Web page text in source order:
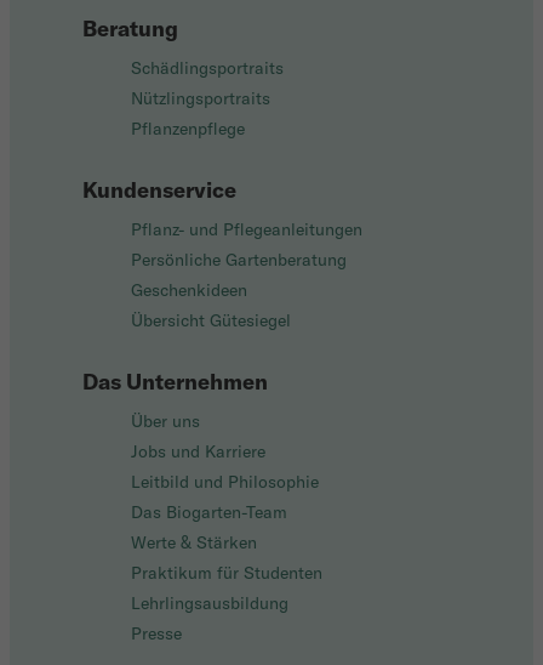
Beratung
Schädlingsportraits
Nützlingsportraits
Pflanzenpflege
Kundenservice
Pflanz- und Pflegeanleitungen
Persönliche Gartenberatung
Geschenkideen
Übersicht Gütesiegel
Das Unternehmen
Über uns
Jobs und Karriere
Leitbild und Philosophie
Das Biogarten-Team
Werte & Stärken
Praktikum für Studenten
Lehrlingsausbildung
Presse